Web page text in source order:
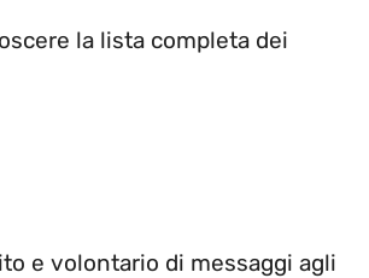
la lista completa dei
e volontario di messaggi agli